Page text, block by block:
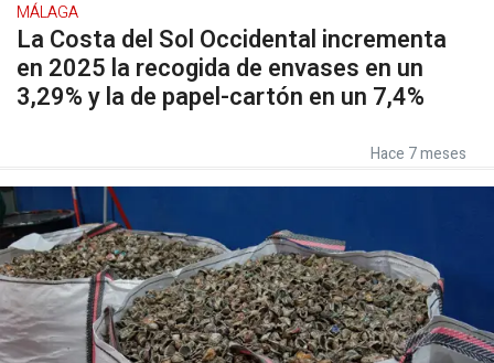
MÁLAGA
La Costa del Sol Occidental incrementa
en 2025 la recogida de envases en un
3,29% y la de papel-cartón en un 7,4%
Hace 7 meses